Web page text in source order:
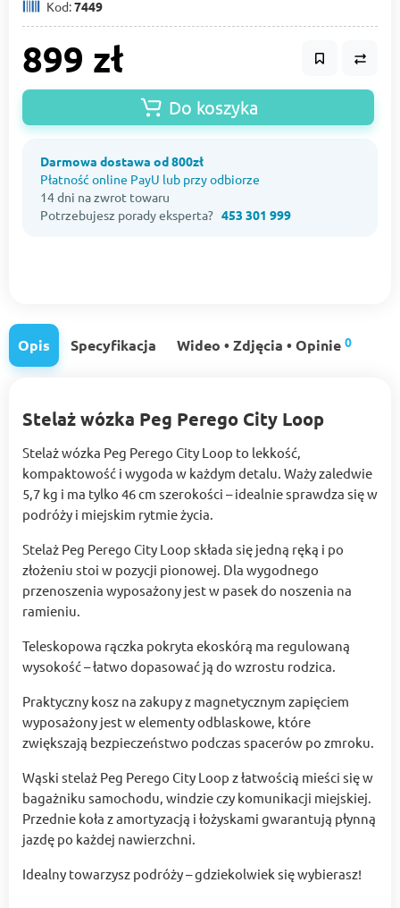
Kod:7449
899 zł
Do koszyka
Darmowa dostawa od 800zł
Płatność online PayU lub przy odbiorze
14 dni na zwrot towaru
Potrzebujesz porady eksperta? 453 301 999
Opis Specyfikacja Wideo • Zdjęcia • Opinie 0
Stelaż wózka Peg Perego City Loop
Stelaż wózka Peg Perego City Loop to lekkość,
kompaktowość i wygoda w każdym detalu. Waży zaledwie
5,7 kg i ma tylko 46 cm szerokości – idealnie sprawdza się w
podróży i miejskim rytmie życia.
Stelaż Peg Perego City Loop składa się jedną ręką i po
złożeniu stoi w pozycji pionowej. Dla wygodnego
przenoszenia wyposażony jest w pasek do noszenia na
ramieniu.
Teleskopowa rączka pokryta ekoskórą ma regulowaną
wysokość – łatwo dopasować ją do wzrostu rodzica.
Praktyczny kosz na zakupy z magnetycznym zapięciem
wyposażony jest w elementy odblaskowe, które
zwiększają bezpieczeństwo podczas spacerów po zmroku.
Wąski stelaż Peg Perego City Loop z łatwością mieści się w
bagażniku samochodu, windzie czy komunikacji miejskiej.
Przednie koła z amortyzacją i łożyskami gwarantują płynną
jazdę po każdej nawierzchni.
Idealny towarzysz podróży – gdziekolwiek się wybierasz!